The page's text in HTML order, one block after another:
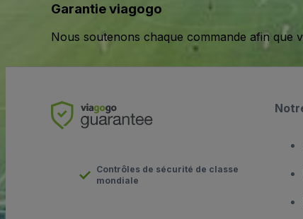
Garantie viagogo
Nous soutenons chaque commande afin que
Contrôles de sécurité de classe
mondiale